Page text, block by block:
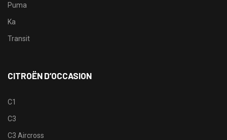
Puma
Ka
Transit
CITROËN D’OCCASION
C1
C3
C3 Aircross